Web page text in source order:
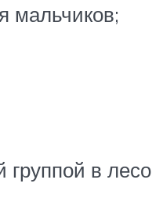
мальчиков;
группой в